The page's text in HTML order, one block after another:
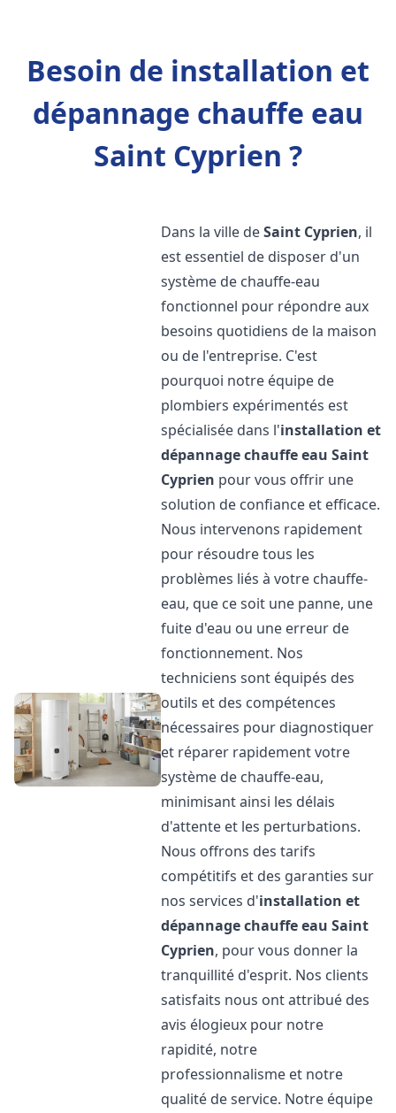
Besoin de installation et
dépannage chauffe eau
Saint Cyprien ?
Dans la ville deSaint Cyprien, il
est essentiel de disposer d'un
système de chauffe-eau
fonctionnel pour répondre aux
besoins quotidiens de la maison
ou de l'entreprise. C'est
pourquoi notre équipe de
plombiers expérimentés est
spécialisée dans l'installation et
dépannage chauffe eau Saint
Cyprien pour vous offrir une
solution de confiance et efficace.
Nous intervenons rapidement
pour résoudre tous les
problèmes liés à votre chauffe-
eau, que ce soit une panne, une
fuite d'eau ou une erreur de
fonctionnement. Nos
techniciens sont équipés des
outils et des compétences
nécessaires pour diagnostiquer
et réparer rapidement votre
système de chauffe-eau,
minimisant ainsi les délais
d'attente et les perturbations.
Nous offrons des tarifs
compétitifs et des garanties sur
nos services d'installation et
dépannage chauffe eau Saint
Cyprien, pour vous donner la
tranquillité d'esprit. Nos clients
satisfaits nous ont attribué des
avis élogieux pour notre
rapidité, notre
professionnalisme et notre
qualité de service. Notre équipe